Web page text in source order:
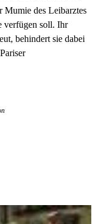
Mumie des Leibarztes
verfügen soll. Ihr
behindert sie dabei